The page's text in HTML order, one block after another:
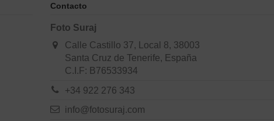
Contacto
Foto Suraj
Calle Castillo 37, Local 8, 38003
Santa Cruz de Tenerife, España
C.I.F: B76533934
+34 922 276 343
info@fotosuraj.com